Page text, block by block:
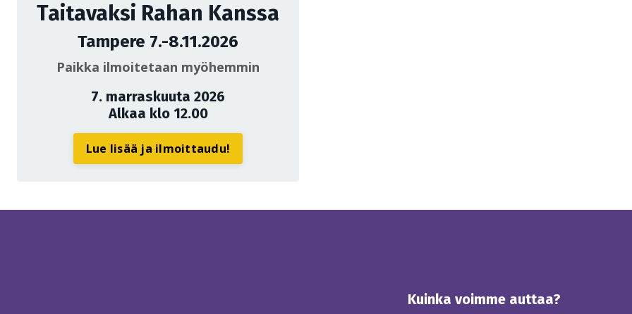
Taitavaksi Rahan Kanssa
Tampere 7.-8.11.2026
Paikka ilmoitetaan myöhemmin
7. marraskuuta 2026
Alkaa klo 12.00
Lue lisää ja ilmoittaudu!
Kuinka voimme auttaa?